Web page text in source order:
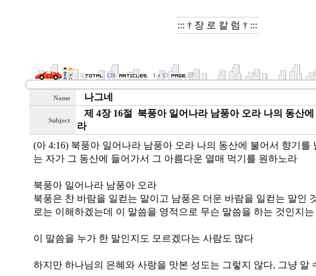
::: † 장 로 칼 럼 † :::
126 1 13
Name 나그네
Subject
제 4장 16절 북풍아 일어나라 남풍아 오라 나의 동산에
라
(아 4:16) 북풍아 일어나라 남풍아 오라 나의 동산에 불어서 향기를
는 자가 그 동산에 들어가서 그 아름다운 열매 먹기를 원하노라
북풍아 일어나라 남풍아 오라
북풍은 찬 바람을 일컫는 말이고 남풍은 더운 바람을 일컫는 말인
로는 이해하겠는데 이 말씀을 영적으로 무슨 말씀을 하는 것인지
이 말씀을 누가 한 말인지도 모르겠다는 사람도 많다
하지만 하나님의 은혜와 사랑을 맛본 성도는 그렇지 않다, 그냥 알